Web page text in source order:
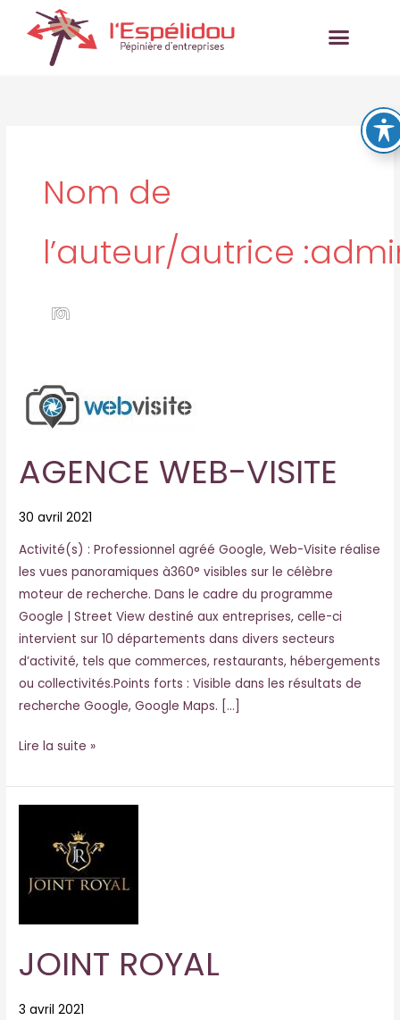
Nom de
l’auteur/autrice
AGENCE WEB-VISITE
30 avril 2021
Activité(s) : Professionnel agréé Google, Web-Visite réalise
les vues panoramiques à360° visibles sur le célèbre
moteur de recherche. Dans le cadre du programme
Google | Street View destiné aux entreprises, celle-ci
intervient sur 10 départements dans divers secteurs
d’activité, tels que commerces, restaurants, hébergements
ou collectivités.Points forts : Visible dans les résultats de
recherche Google, Google Maps. […]
AGENCE
WEB-
Lire la suite »
JOINT ROYAL
3 avril 2021